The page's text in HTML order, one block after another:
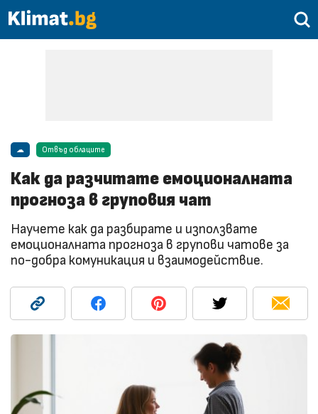
☁ Отвъд облаците
Как да разчитате емоционалната
прогноза в груповия чат
Научете как да разбирате и използвате
емоционалната прогноза в групови чатове за
по-добра комуникация и взаимодействие.